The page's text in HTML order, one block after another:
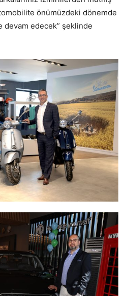
önümüzdeki dönemde
devam edecek” şeklinde